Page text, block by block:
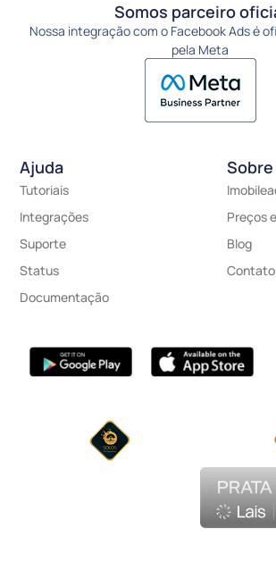
Preços
Blog
Contato
Ajuda
Tutoriais
Integrações
Suporte
Status
Documentação
Somos parceiro
Nossa integração com o Facebook Ads é
pela Meta